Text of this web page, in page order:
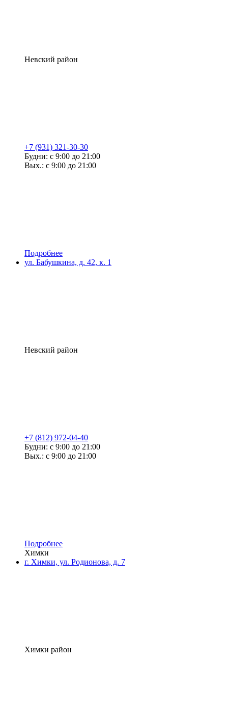
Невский район
+7 (931) 321-30-30
Будни: с 9:00 до 21:00
Вых.: с 9:00 до 21:00
Подробнее
ул. Бабушкина, д. 42, к. 1
Невский район
+7 (812) 972-04-40
Будни: с 9:00 до 21:00
Вых.: с 9:00 до 21:00
Подробнее
Химки
г. Химки, ул. Родионова, д. 7
Химки район